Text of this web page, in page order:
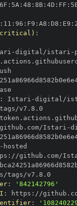
6F : 5A : 48 : 8B: 4D : FF :
11 : 96 : F9 : A8 : D8 : E9 :
(critical) :
-digital/istari -
Istari -digital/
Istari -
-
: //github.com/
:
'842142796'
: https : //
: